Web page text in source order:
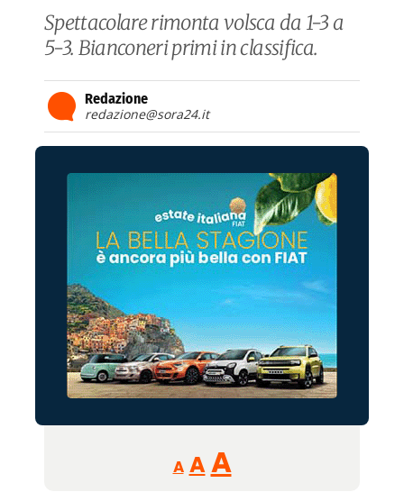
Spettacolare rimonta volsca da 1-3 a
5-3. Bianconeri primi in classifica.
Redazione
redazione@sora24.it
A
Reducir
tamaño
A Restablecer
AAumentar